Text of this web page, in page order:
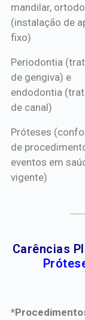
mandilar,
(instalação de
fixo)
Periodontia
de gengiva) e
endodontia
de canal)
Próteses
de
eventos em
vigente)
Carências